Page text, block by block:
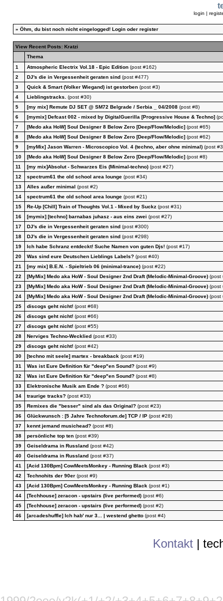
login |
» Öhm, du bist noch nicht eingelogged! Loginoder register
View Recent Posts: Kratzi
Thema
1
Atmospheric Electrix Vol.18 - Epic Edition(post #162)
2
DJ's die in Vergessenheit geraten sind(post #477)
3
Quick & Smart (Volker Wiegand) ist gestorben(post #3)
4
Lieblingstracks.
(post #30)
5
[my mix] Remute DJ SET @ SM72 Belgrade / Serbia _ 04/2008(post #8)
6
[mymix] Defcast 002 - mixed by DigitalGuerilla [Progressive House & Techno]
7
[Medo aka HoW] Soul Designer 8 Below Zero [Deep/Flow/Melodic](post #65)
8
[Medo aka HoW] Soul Designer 8 Below Zero [Deep/Flow/Melodic](post #62)
9
[myMix] Jason Warren - Microscopico Vol. 4 (techno, aber ohne minimal)(post
10
[Medo aka HoW] Soul Designer 8 Below Zero [Deep/Flow/Melodic](post #8)
11
[my mix]Absolut - Schwarzes Eis (Minimal-techno)(post #27)
12
spectrum61 the old school area lounge(post #34)
13
Alles außer minimal (post #2)
14
spectrum61 the old school area lounge(post #21)
15
Re-Up [Chill] Train of Thoughts Vol.1 - Mixed by Suckz(post #31)
16
[mymix] [techno] barnabas juhasz - aus eins zwei (post #27)
17
DJ's die in Vergessenheit geraten sind(post #300)
18
DJ's die in Vergessenheit geraten sind(post #298)
19
Ich habe Schranz entdeckt! Suche Namen von guten Djs! (post #17)
20
Was sind eure Deutschen Lieblings Labels?(post #40)
21
[my mix] B.E.N. - Spieltrieb 06 (minimal-trance)(post #22)
22
[MyMix] Medo aka HoW - Soul Designer 2nd Draft (Melodic-Minimal-Groove)(post
23
[MyMix] Medo aka HoW - Soul Designer 2nd Draft (Melodic-Minimal-Groove)(post
24
[MyMix] Medo aka HoW - Soul Designer 2nd Draft (Melodic-Minimal-Groove)(post
25
discogs geht nicht!(post #68)
26
discogs geht nicht!(post #66)
27
discogs geht nicht!(post #55)
28
Nerviges Techno-Wecklied(post #33)
29
discogs geht nicht!(post #42)
30
[techno mit seele] martex - breakback(post #19)
31
Was ist Eure Definition für "deep"en Sound?(post #9)
32
Was ist Eure Definition für "deep"en Sound?(post #8)
33
Elektronische Musik am Ende ?(post #66)
34
traurige tracks?(post #33)
35
Remixes die "besser" sind als das Original?(post #23)
36
Glückwunsch : [5 Jahre Technoforum.de] TCP / IP(post #28)
37
kennt jemand musichead?(post #8)
38
persönliche top ten(post #39)
39
Geiseldrama in Russland(post #42)
40
Geiseldrama in Russland(post #37)
41
[Acid 130Bpm] CowMeetsMonkey - Running Black(post #3)
42
Technohits der 90er(post #9)
43
[Acid 130Bpm] CowMeetsMonkey - Running Black(post #1)
44
[Techhouse] zeracon - upstairs (live performed)(post #6)
45
[Techhouse] zeracon - upstairs (live performed)(post #2)
46
[arcadeshuffle] Ich hab' nur 3... | westend ghetto(post #4)
Kontakt |